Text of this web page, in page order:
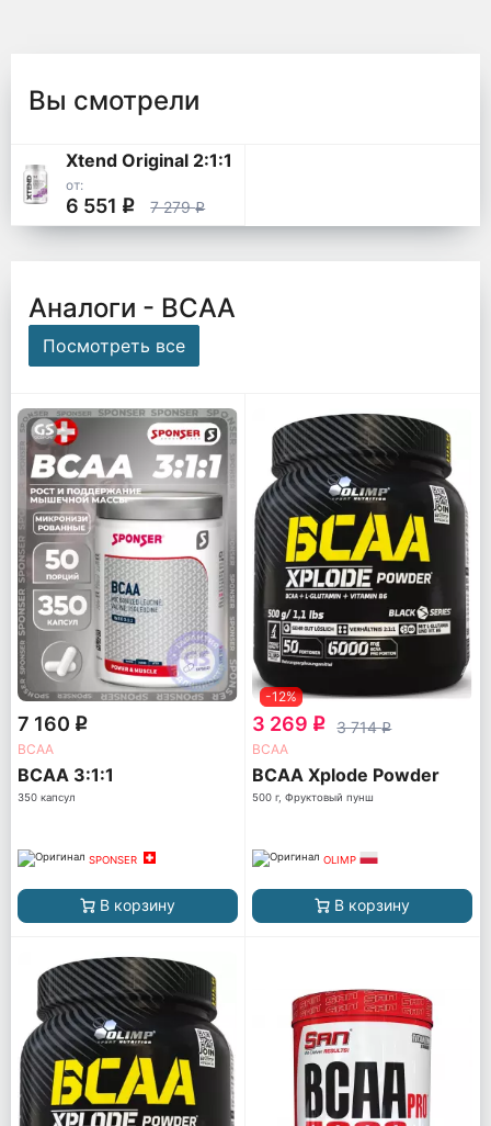
Вы смотрели
Xtend Original 2:1:1
от:
6 551 q 7 279q
Аналоги - ВСАА
Посмотреть все
7 160 q
ВСАА
BCAA 3:1:1
350 капсул
SPONSER
В корзину
-12%
3 269 q 3 714q
ВСАА
BCAA Xplode Powder
500 г, Фруктовый пунш
OLIMP
В корзину